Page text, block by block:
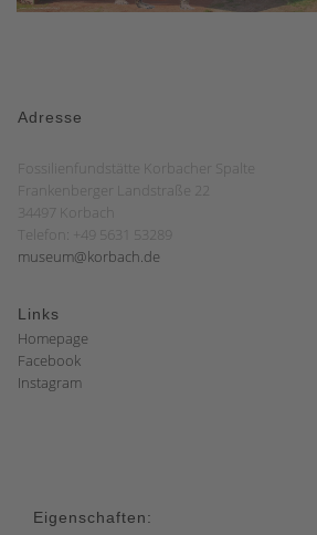
Adresse
Fossilienfundstätte Korbacher Spalte
Frankenberger Landstraße 22
34497 Korbach
Telefon: +49 5631 53289
museum@korbach.de
Links
Homepage
Facebook
Instagram
Eigenschaften: